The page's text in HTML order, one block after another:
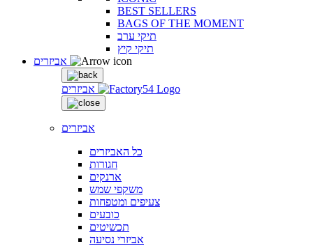
BEST SELLERS
BAGS OF THE MOMENT
תיקי ערב
תיקי קיץ
אביזרים
אביזרים
כל האביזרים
חגורות
ארנקים
משקפי שמש
צעיפים ומטפחות
כובעים
תכשיטים
אביזרי נסיעה